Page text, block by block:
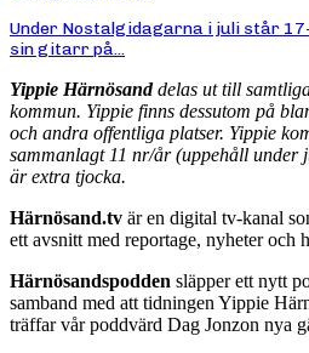
Under Nostalgidagarna i juli står
sin gitarr på...
Yippie Härnösanddelas ut till
kommun. Yippie finns dessutom på
och andra offentliga platser. Yippie
sammanlagt 11 nr/år (uppehåll under
är extra tjocka.
Härnösand.tv är en digital tv-kanal
ett avsnitt med reportage, nyheter och
Härnösandspodden släpper ett nytt
samband med att tidningen Yippie
träffar vår poddvärd Dag Jonzon nya